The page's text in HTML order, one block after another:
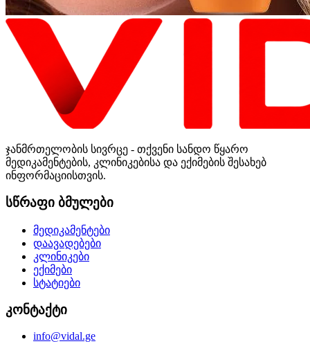
ჯანმრთელობის სივრცე - თქვენი სანდო წყარო
მედიკამენტების, კლინიკებისა და ექიმების შესახებ
ინფორმაციისთვის.
სწრაფი ბმულები
მედიკამენტები
დაავადებები
კლინიკები
ექიმები
სტატიები
კონტაქტი
info@vidal.ge